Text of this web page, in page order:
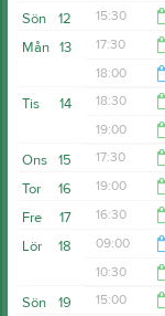
18:00
12
Sön 15:30
17:00
13
Mån 17:30
18:30
18:00
20:00
14
Tis 18:30
20:00
19:00
20:30
15
Ons 17:30
18:45
16
Tor 19:00
20:30
17
Fre 16:30
17:30
18
Lör 09:00
17:00
10:30
19
Sön 15:00